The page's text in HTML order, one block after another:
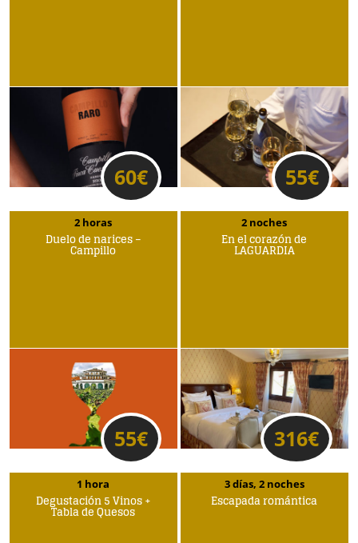
60€ 55€
2 horas
Duelo de narices –
Campillo
55€
2 noches
En el corazón de
LAGUARDIA
316€
1 hora
Degustación 5 Vinos +
Tabla de Quesos
3 días, 2 noches
Escapada romántica